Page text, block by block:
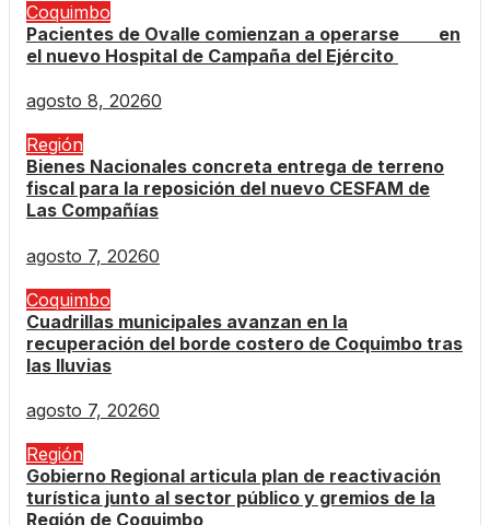
Coquimbo
Pacientes de Ovalle comienzan a operarse en
el nuevo Hospital de Campaña del Ejército
agosto 8, 20260
Región
Bienes Nacionales concreta entrega de terreno
fiscal para la reposición del nuevo CESFAM de
Las Compañías
agosto 7, 20260
Coquimbo
Cuadrillas municipales avanzan en la
recuperación del borde costero de Coquimbo tras
las lluvias
agosto 7, 20260
Región
Gobierno Regional articula plan de reactivación
turística junto al sector público y gremios de la
Región de Coquimbo